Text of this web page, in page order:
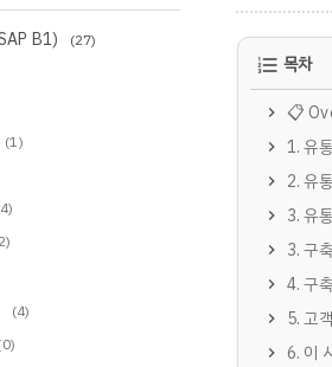
목차
📋
1. 유
2. 유
3. 유
3. 구
4. 구
5. 고
6. 이
B1) (27)
(1)
(4)